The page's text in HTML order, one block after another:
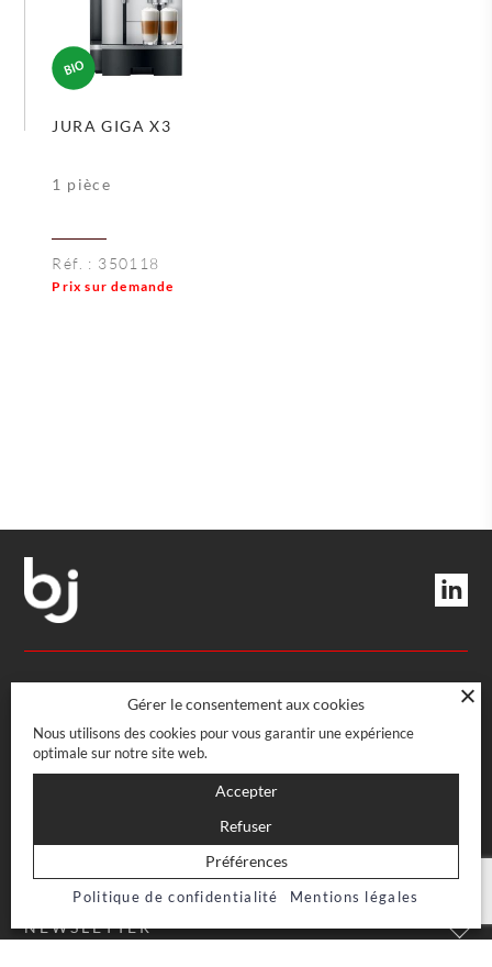
JURA GIGA X3
1 pièce
Réf. : 350118
Prix sur demande
DIRECTION ET SERVICES
Rue Boissonnas 22
CH-1227 Les Acacias · Genève
BOUTIQUE
CH-1227 Les Acacias · Genève
Mentions légales
Conditions générales de vente e-shop
NEWSLETTER
Gérer le consentement aux cookies
Nous utilisons des cookies pour vous garantir une expérience
optimale sur notre site web.
Accepter
Refuser
Préférences
Politique de confidentialité Mentions légales